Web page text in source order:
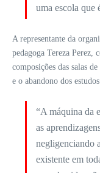
uma escola que
A representante da
pedagoga Tereza Perez,
composições das salas
e o abandono dos
“A máquina da
as
negligenciando
existente em